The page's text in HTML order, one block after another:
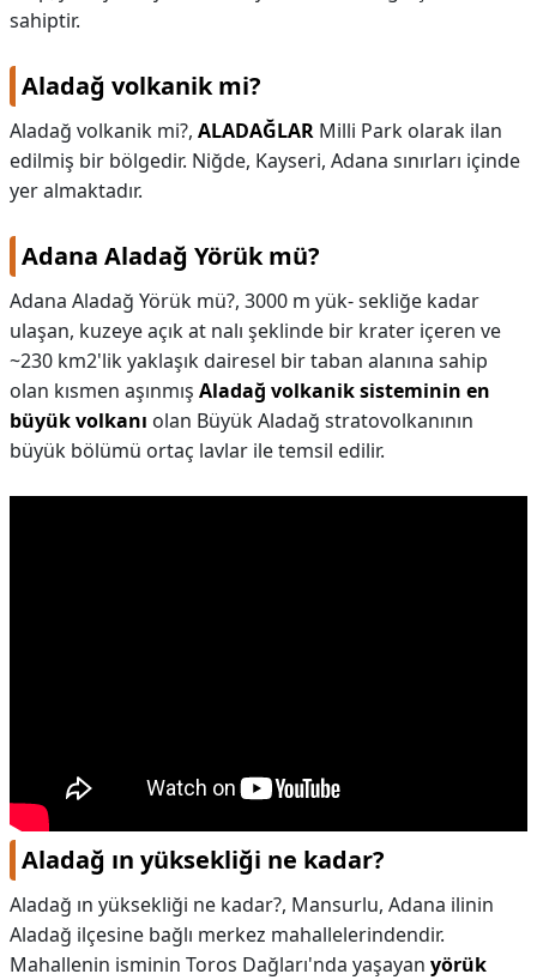
sahiptir.
Aladağ volkanik mi?
Aladağ volkanik mi?, ALADAĞLAR Milli Park olarak ilan
edilmiş bir bölgedir. Niğde, Kayseri, Adana sınırları içinde
yer almaktadır.
Adana Aladağ Yörük mü?
Adana Aladağ Yörük mü?, 3000 m yük- sekliğe kadar
ulaşan, kuzeye açık at nalı şeklinde bir krater içeren ve
~230 km2'lik yaklaşık dairesel bir taban alanına sahip
olan kısmen aşınmış Aladağ volkanik sisteminin en
büyük volkanı olan Büyük Aladağ stratovolkanının
büyük bölümü ortaç lavlar ile temsil edilir.
Aladağ ın yüksekliği ne kadar?
Aladağ ın yüksekliği ne kadar?, Mansurlu, Adana ilinin
Aladağ ilçesine bağlı merkez mahallelerindendir.
Mahallenin isminin Toros Dağları'nda yaşayan yörük